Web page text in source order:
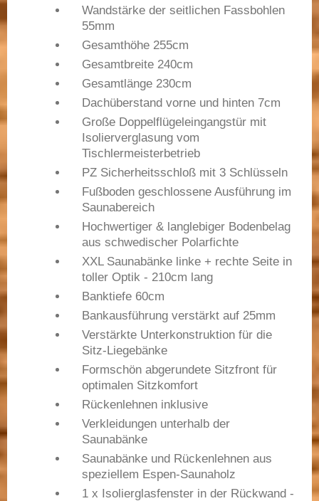
Wandstärke der seitlichen Fassbohlen
55mm
Gesamthöhe 255cm
Gesamtbreite 240cm
Gesamtlänge 230cm
Dachüberstand vorne und hinten 7cm
Große Doppelflügeleingangstür mit
Isolierverglasung vom
Tischlermeisterbetrieb
PZ Sicherheitsschloß mit 3 Schlüsseln
Fußboden geschlossene Ausführung im
Saunabereich
Hochwertiger & langlebiger Bodenbelag
aus schwedischer Polarfichte
XXL Saunabänke linke + rechte Seite in
toller Optik - 210cm lang
Banktiefe 60cm
Bankausführung verstärkt auf 25mm
Verstärkte Unterkonstruktion für die
Sitz-Liegebänke
Formschön abgerundete Sitzfront für
optimalen Sitzkomfort
Rückenlehnen inklusive
Verkleidungen unterhalb der
Saunabänke
Saunabänke und Rückenlehnen aus
speziellem Espen-Saunaholz
1 x Isolierglasfenster in der Rückwand -